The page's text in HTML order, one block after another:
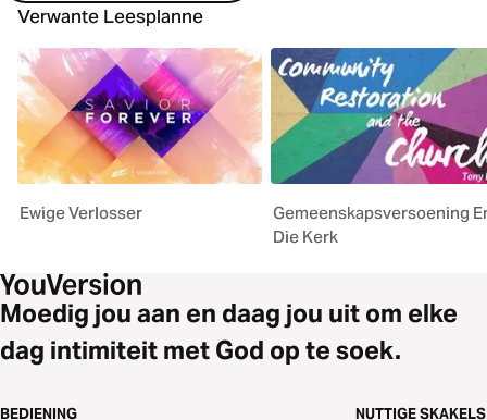
Verwante Leesplanne
Ewige Verlosser
Gemeenskapsversoening
Die Kerk
Moedig jou aan en daag jou uit om elke
dag intimiteit met God op te soek.
BEDIENING NUTTIGE SKAKELS